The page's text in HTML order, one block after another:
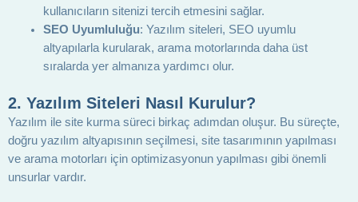
kullanıcıların sitenizi tercih etmesini sağlar.
SEO Uyumluluğu: Yazılım siteleri, SEO uyumlu
altyapılarla kurularak, arama motorlarında daha üst
sıralarda yer almanıza yardımcı olur.
2. Yazılım Siteleri Nasıl Kurulur?
Yazılım ile site kurma süreci birkaç adımdan oluşur. Bu süreçte,
doğru yazılım altyapısının seçilmesi, site tasarımının yapılması
ve arama motorları için optimizasyonun yapılması gibi önemli
unsurlar vardır.